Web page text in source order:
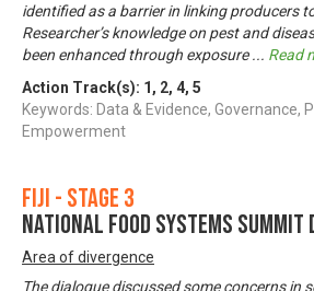
identified as a barrier in linking producers
Researcher’s knowledge on pest and
been enhanced through exposure... Read
Action Track(s): 1 , 2, 4, 5
Keywords: Data & Evidence, Governance,
Empowerment
Fiji - Stage 3
NATIONAL FOOD SYSTEMS SUMMIT
Area of divergence
The dialogue discussed some concerns in